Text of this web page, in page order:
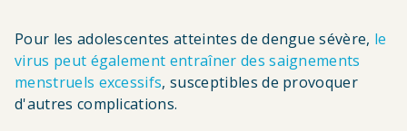
Pour les adolescentes atteintes de dengue sévère, le
virus peut également entraîner des saignements
menstruels excessifs, susceptibles de provoquer
d'autres complications.